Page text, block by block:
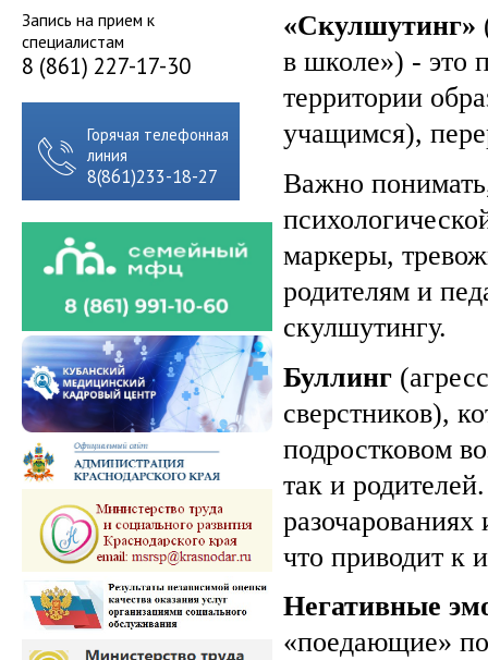
Запись на прием к
специалистам
8 (861) 227-17-30
Горячая телефонная
линия
8(861)233-18-27
«Скулшутинг»
в школе») - это
территории
учащимся),
Важно
маркеры,
родителям и
скулшутингу.
Буллинг
сверстников),
подростковом
так и
что приводит к
Негативные
«поедающие»